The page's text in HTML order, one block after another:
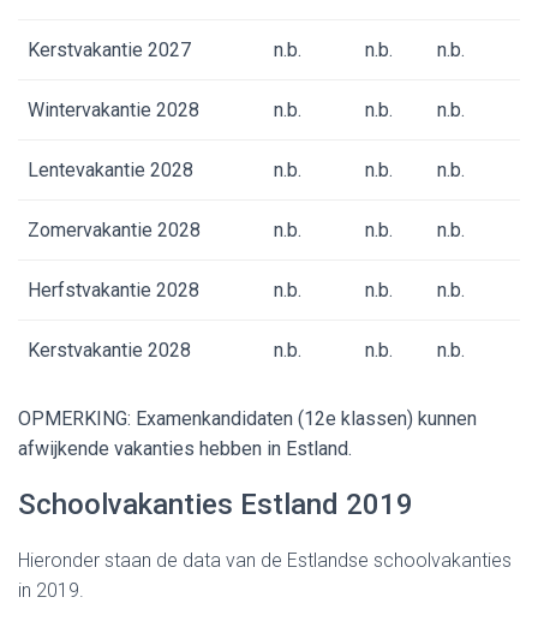
Kerstvakantie 2027 n.b. n.b. n.b.
Wintervakantie 2028 n.b. n.b. n.b.
Lentevakantie 2028 n.b. n.b. n.b.
Zomervakantie 2028 n.b. n.b. n.b.
Herfstvakantie 2028 n.b. n.b. n.b.
Kerstvakantie 2028 n.b. n.b. n.b.
OPMERKING: Examenkandidaten (12e klassen) kunnen
afwijkende vakanties hebben in Estland.
Schoolvakanties Estland 2019
Hieronder staan de data van de Estlandse schoolvakanties
in 2019.